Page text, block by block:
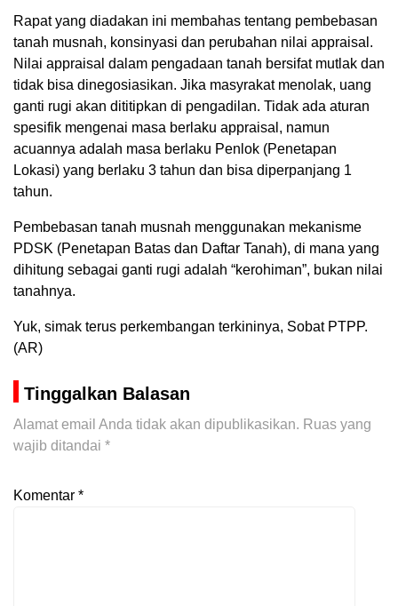
Rapat yang diadakan ini membahas tentang pembebasan
tanah musnah, konsinyasi dan perubahan nilai appraisal.
Nilai appraisal dalam pengadaan tanah bersifat mutlak dan
tidak bisa dinegosiasikan. Jika masyrakat menolak, uang
ganti rugi akan dititipkan di pengadilan. Tidak ada aturan
spesifik mengenai masa berlaku appraisal, namun
acuannya adalah masa berlaku Penlok (Penetapan
Lokasi) yang berlaku 3 tahun dan bisa diperpanjang 1
tahun.
Pembebasan tanah musnah menggunakan mekanisme
PDSK (Penetapan Batas dan Daftar Tanah), di mana yang
dihitung sebagai ganti rugi adalah “kerohiman”, bukan nilai
tanahnya.
Yuk, simak terus perkembangan terkininya, Sobat PTPP.
(AR)
Tinggalkan Balasan
Alamat email Anda tidak akan dipublikasikan. Ruas yang
wajib ditandai *
Komentar *